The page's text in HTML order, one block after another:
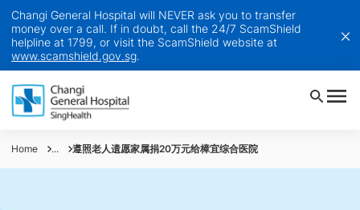
Changi General Hospital will NEVER ask you to transfer
money over a call. If in doubt, call the 24/7 ScamShield
helpline at 1799, or visit the ScamShield website at
www.scamshield.gov.sg.
Home ... 遵照老人遗愿家属捐20万元给樟宜综合医院